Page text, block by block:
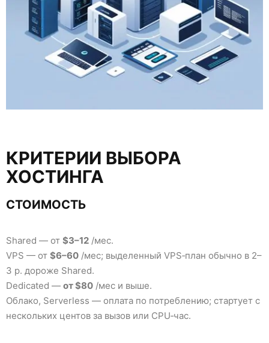
КРИТЕРИИ ВЫБОРА
ХОСТИНГА
СТОИМОСТЬ
Shared — от $3–12 /мес.
VPS — от $6–60 /мес; выделенный VPS‑план обычно в 2–
3 р. дороже Shared.
Dedicated — от $80 /мес и выше.
Облако, Serverless — оплата по потреблению; стартует с
нескольких центов за вызов или CPU‑час.